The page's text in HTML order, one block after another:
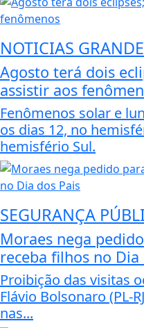
NOTICIAS
Agosto terá dois
assistir aos
Fenômenos solar e
os dias 12, no
hemisfério Sul.
SEGURANÇA
Moraes nega
receba filhos no Dia
Proibição das visitas
Flávio Bolsonaro (PL-
nas...